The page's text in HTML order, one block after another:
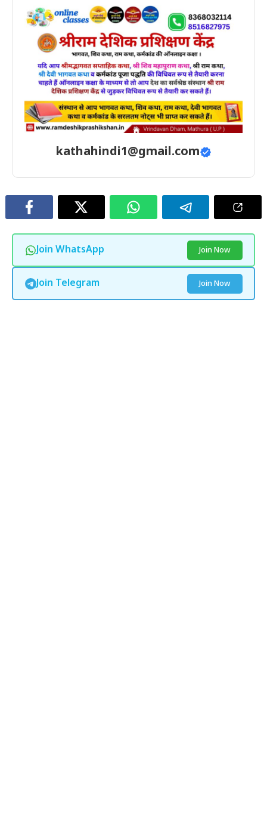
kathahindi1@gmail.com
Join WhatsApp Join Now
Join Telegram Join Now